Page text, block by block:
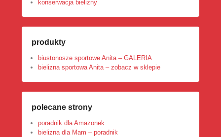
konserwacja bielizny
produkty
biustonosze sportowe Anita – GALERIA
bielizna sportowa Anita – zobacz w sklepie
polecane strony
poradnik dla Amazonek
bielizna dla Mam – poradnik